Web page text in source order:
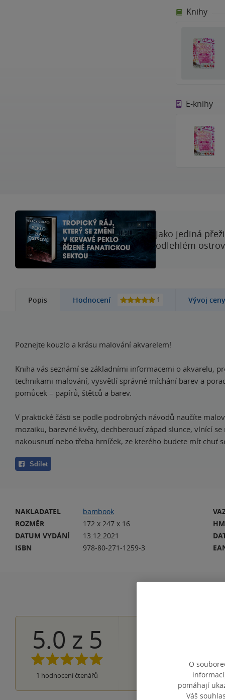
Knihy
E-knihy
Jako jediná
odlehlém
Popis Hodnocení 1 Vývoj ceny
Poznejte kouzlo a krásu malování akvarelem!
Kniha vás seznámí se základními informacemi o akvarelu,
technikami malování, vysvětlí správné míchání barev a
pomůcek – papírů, štětců a barev.
V praktické části se podle podrobných návodů naučíte
mozaiku, barevné květy, dechberoucí západ slunce, vlnící se
nakousnutí nebo třeba hrníček, ze kterého budete mít chuť
Sdílet
NAKLADATEL
bambook
ROZMĚR
172 x 247 x 16
DATUM VYDÁNÍ
13.12.2021
ISBN
978-80-271-1259-3
5.0 z 5
1 hodnocení čtenářů
2 hvězdičky
1 hvezdička
O
pomáhají
Váš